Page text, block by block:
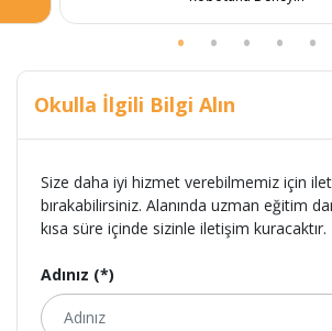
Okulla İlgili Bilgi Alın
Size daha iyi hizmet verebilmemiz için
bırakabilirsiniz. Alanında uzman eğitim
kısa süre içinde sizinle iletişim kuracaktır.
Adınız (*)